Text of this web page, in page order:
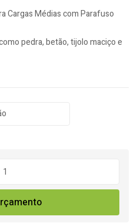
Cargas Médias com Parafuso
pedra, betão, tijolo maciço e